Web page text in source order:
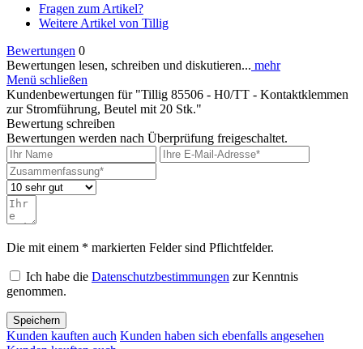
Fragen zum Artikel?
Weitere Artikel von Tillig
Bewertungen 0
Bewertungen lesen, schreiben und diskutieren... mehr
Menü schließen
Kundenbewertungen für "Tillig 85506 - H0/TT - Kontaktklemmen
zur Stromführung, Beutel mit 20 Stk."
Bewertung schreiben
Bewertungen werden nach Überprüfung freigeschaltet.
Die mit einem * markierten Felder sind Pflichtfelder.
Ich habe die Datenschutzbestimmungen zur Kenntnis
genommen.
Speichern
Kunden kauften auch Kunden haben sich ebenfalls angesehen